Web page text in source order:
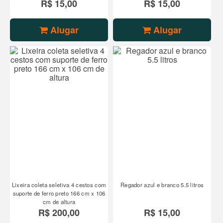
R$ 15,00
Alugar
R$ 15,00
Alugar
Lixeira coleta seletiva 4 cestos com
suporte de ferro preto 166 cm x 106
cm de altura
R$ 200,00
Regador azul e branco 5.5 litros
R$ 15,00